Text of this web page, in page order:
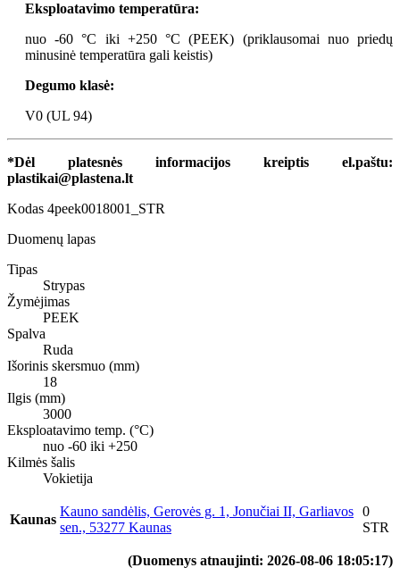
Eksploatavimo temperatūra:
nuo -60 °C iki +250 °C (PEEK) (priklausomai nuo priedų
minusinė temperatūra gali keistis)
Degumo klasė:
V0 (UL 94)
*Dėl platesnės informacijos kreiptis el.paštu:
plastikai@plastena.lt
Kodas 4peek0018001_STR
Duomenų lapas
Tipas
Strypas
Žymėjimas
PEEK
Spalva
Ruda
Išorinis skersmuo (mm)
18
Ilgis (mm)
3000
Eksploatavimo temp. (°C)
nuo -60 iki +250
Kilmės šalis
Vokietija
Kaunas
Kauno sandėlis, Gerovės g. 1, Jonučiai II, Garliavos
sen., 53277 Kaunas
0
STR
(Duomenys atnaujinti: 2026-08-06 18:05:17)